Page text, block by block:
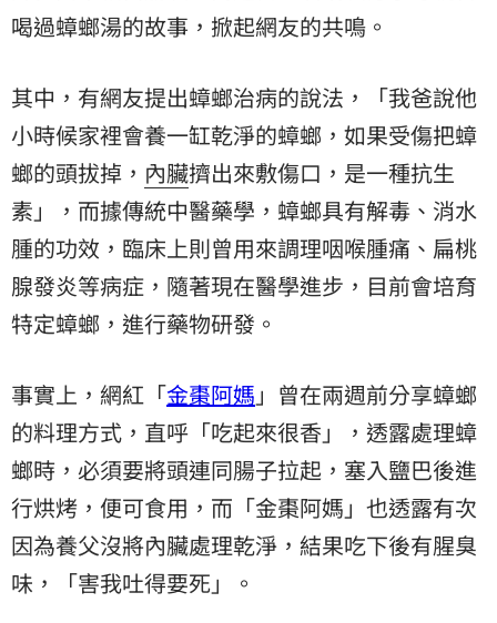
喝過蟑螂湯的故事，掀起網友的共鳴。
其中，有網友提出蟑螂治病的說法，「我爸說他
小時候家裡會養一缸乾淨的蟑螂，如果受傷把蟑
螂的頭拔掉， 內臟擠出來敷傷口，是一種抗生
素」，而據傳統中醫藥學，蟑螂具有解毒、消水
腫的功效，臨床上則曾用來調理咽喉腫痛、扁桃
腺發炎等病症，隨著現在醫學進步，目前會培育
特定蟑螂，進行藥物研發。
事實上，網紅「金棗阿媽 」曾在兩週前分享蟑螂
的料理方式，直呼「吃起來很香」，透露處理蟑
螂時，必須要將頭連同腸子拉起，塞入鹽巴後進
行烘烤，便可食用，而「金棗阿媽」也透露有次
因為養父沒將內臟處理乾淨，結果吃下後有腥臭
味，「害我吐得要死」。